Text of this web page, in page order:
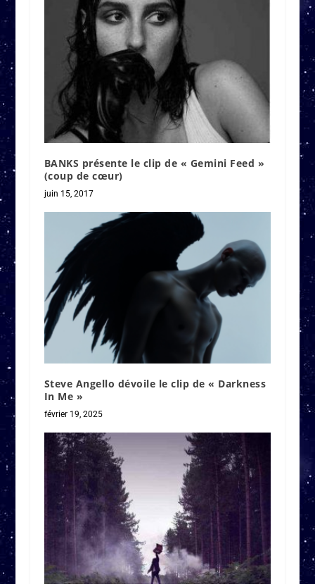
BANKS présente le clip de « Gemini Feed »
(coup de cœur)
juin 15, 2017
Steve Angello dévoile le clip de « Darkness
In Me »
février 19, 2025